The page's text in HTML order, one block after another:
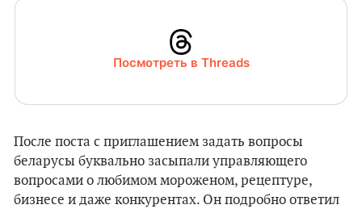
Посмотреть в Threads
После поста с приглашением задать вопросы
беларусы буквально засыпали управляющего
вопросами о любимом мороженом, рецептуре,
бизнесе и даже конкурентах. Он подробно ответил